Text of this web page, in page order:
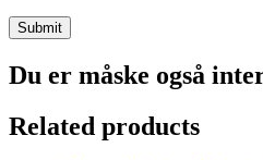
Du er måske også
Related products